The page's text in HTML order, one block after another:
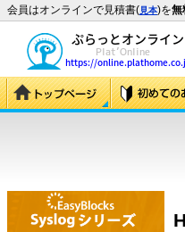
会員はオンラインで見積書(見本)を無